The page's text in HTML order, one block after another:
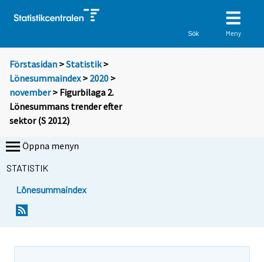
Sök Meny
Förstasidan >Statistik >
Lönesummaindex> 2020 >
november> Figurbilaga 2.
Lönesummans trender efter
sektor (S 2012)
Öppna menyn
STATISTIK
Lönesummaindex